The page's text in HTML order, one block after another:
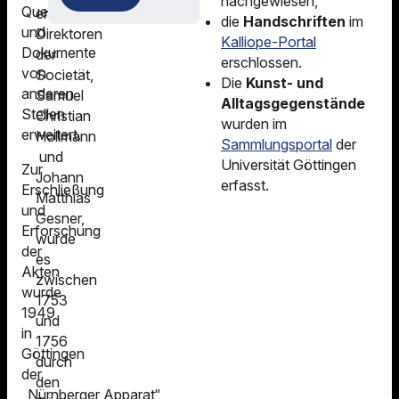
Quellenzeugnisse
und
Dokumente
von
anderen
Stellen
erweitert.
Zur
Erschließung
und
Erforschung
der
Akten
wurde
1949
in
Göttingen
der
„Nürnberger Apparat“
ersten
Direktoren
der
Societät,
Samuel
Christian
Hollmann
und
Johann
Matthias
Gesner,
wurde
es
zwischen
1753
und
1756
durch
den
die Handschriften im
Kalliope-Portal
erschlossen.
Die Kunst- und
Alltagsgegenstände
wurden im
Sammlungsportal der
Universität Göttingen
erfasst.